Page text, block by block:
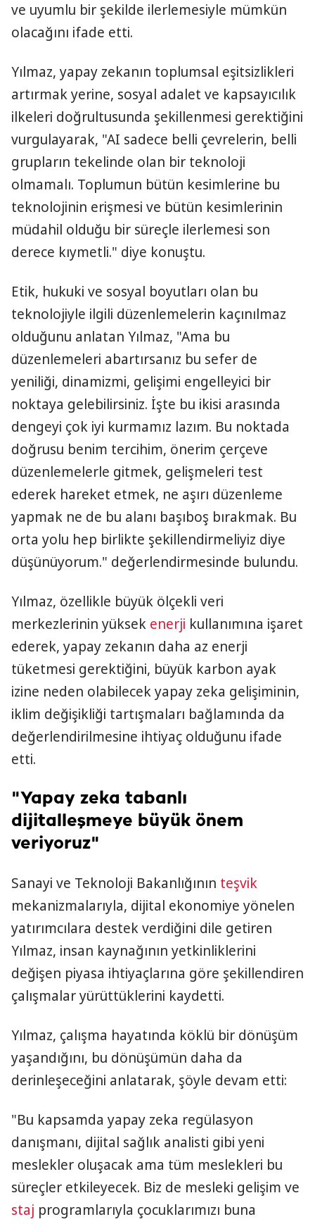
ve uyumlu bir şekilde ilerlemesiyle mümkün
olacağını ifade etti.
Yılmaz, yapay zekanın toplumsal eşitsizlikleri
artırmak yerine, sosyal adalet ve kapsayıcılık
ilkeleri doğrultusunda şekillenmesi gerektiğini
vurgulayarak, "AI sadece belli çevrelerin, belli
grupların tekelinde olan bir teknoloji
olmamalı. Toplumun bütün kesimlerine bu
teknolojinin erişmesi ve bütün kesimlerinin
müdahil olduğu bir süreçle ilerlemesi son
derece kıymetli." diye konuştu.
Etik, hukuki ve sosyal boyutları olan bu
teknolojiyle ilgili düzenlemelerin kaçınılmaz
olduğunu anlatan Yılmaz, "Ama bu
düzenlemeleri abartırsanız bu sefer de
yeniliği, dinamizmi, gelişimi engelleyici bir
noktaya gelebilirsiniz. İşte bu ikisi arasında
dengeyi çok iyi kurmamız lazım. Bu noktada
doğrusu benim tercihim, önerim çerçeve
düzenlemelerle gitmek, gelişmeleri test
ederek hareket etmek, ne aşırı düzenleme
yapmak ne de bu alanı başıboş bırakmak. Bu
orta yolu hep birlikte şekillendirmeliyiz diye
düşünüyorum." değerlendirmesinde bulundu.
Yılmaz, özellikle büyük ölçekli veri
merkezlerinin yüksek enerji kullanımına işaret
ederek, yapay zekanın daha az enerji
tüketmesi gerektiğini, büyük karbon ayak
izine neden olabilecek yapay zeka gelişiminin,
iklim değişikliği tartışmaları bağlamında da
değerlendirilmesine ihtiyaç olduğunu ifade
etti.
"Yapay zeka tabanlı
dijitalleşmeye büyük önem
veriyoruz"
Sanayi ve Teknoloji Bakanlığının teşvik
mekanizmalarıyla, dijital ekonomiye yönelen
yatırımcılara destek verdiğini dile getiren
Yılmaz, insan kaynağının yetkinliklerini
değişen piyasa ihtiyaçlarına göre şekillendiren
çalışmalar yürüttüklerini kaydetti.
Yılmaz, çalışma hayatında köklü bir dönüşüm
yaşandığını, bu dönüşümün daha da
derinleşeceğini anlatarak, şöyle devam etti:
"Bu kapsamda yapay zeka regülasyon
danışmanı, dijital sağlık analisti gibi yeni
meslekler oluşacak ama tüm meslekleri bu
süreçler etkileyecek. Biz de mesleki gelişim ve
staj programlarıyla çocuklarımızı buna